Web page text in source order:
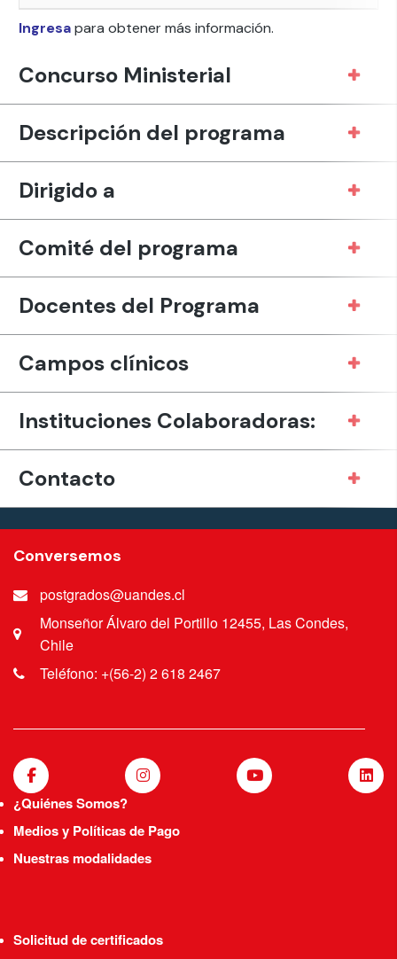
Ingresapara obtener más información.
Concurso Ministerial
Descripción del programa
Dirigido a
Comité del programa
Docentes del Programa
Campos clínicos
Instituciones Colaboradoras:
Contacto
Conversemos
postgrados@uandes.cl
Monseñor Álvaro del Portillo 12455, Las Condes,
Chile
Teléfono: +(56-2) 2 618 2467
¿Quiénes Somos?
Medios y Políticas de Pago
Nuestras modalidades
Solicitud de certificados